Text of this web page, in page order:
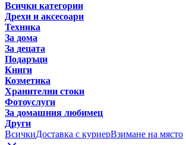
Всички категории
Дрехи и аксесоари
Техника
За дома
За децата
Подаръци
Книги
Козметика
Хранителни стоки
Фотоуслуги
За домашния любимец
Други
ВсичкиДоставка с куриерВзимане на място